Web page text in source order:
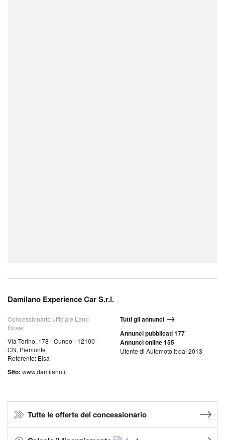
Damilano Experience Car S.r.l.
Concessionario ufficiale Land
Rover
Via Torino, 178 - Cuneo - 12100 -
CN, Piemonte
Referente: Elsa
Sito: www.damilano.it
Tutti gli annunci
Annunci pubblicati 177
Annunci online 155
Utente di Automoto.it dal 2013
Tutte le offerte del concessionario